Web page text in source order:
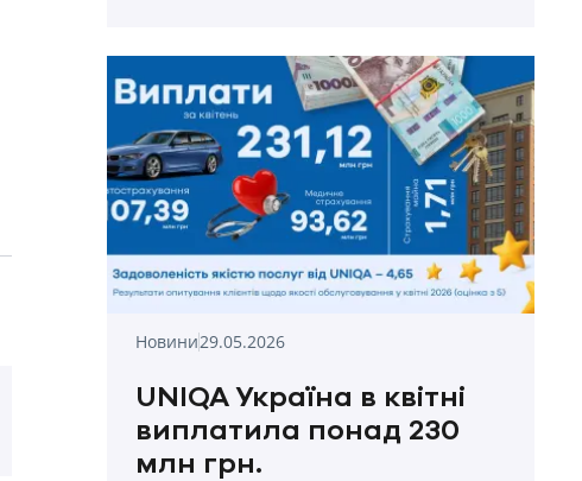
Новини29.05.2026
UNIQA Україна в квітні
виплатила понад 230
млн грн.